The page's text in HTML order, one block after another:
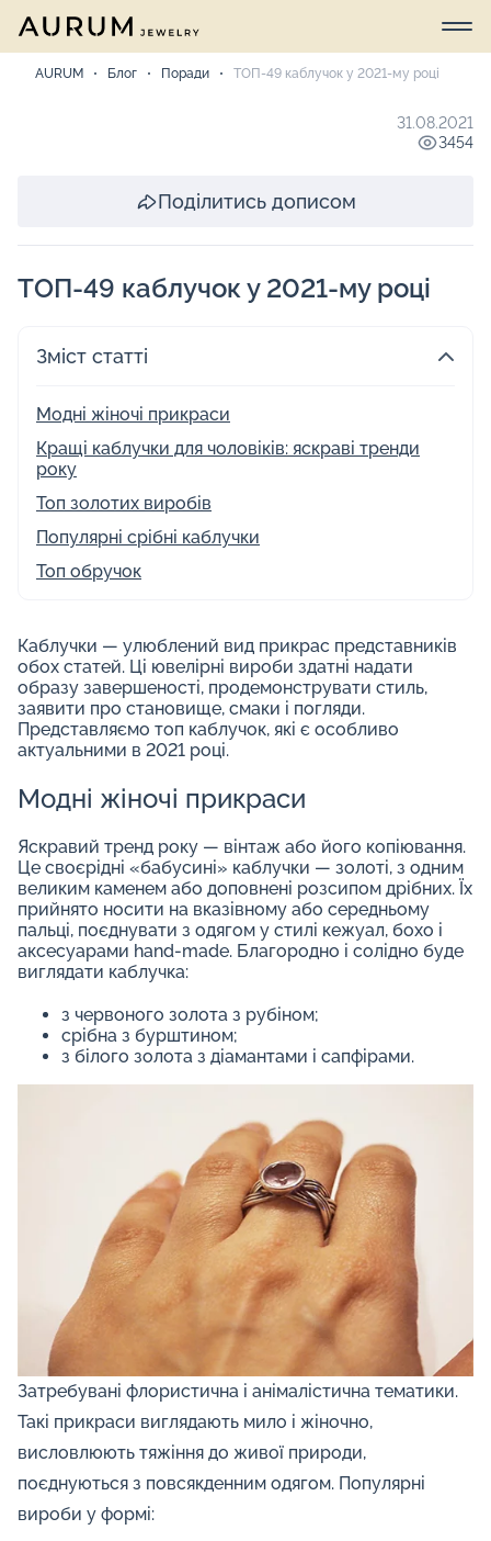
AURUM Блог Поради ТОП-49 каблучок у 2021-му році
ТОП-49 каблучок у 2021-му році
Зміст статті
Модні жіночі прикраси
Кращі каблучки для чоловіків: яскраві тренди
року
Топ золотих виробів
Популярні срібні каблучки
Топ обручок
Каблучки — улюблений вид прикрас представників
обох статей. Ці ювелірні вироби здатні надати
образу завершеності, продемонструвати стиль,
заявити про становище, смаки і погляди.
Представляємо топ каблучок, які є особливо
актуальними в 2021 році.
Модні жіночі прикраси
Яскравий тренд року — вінтаж або його копіювання.
Це своєрідні «бабусині» каблучки — золоті, з одним
великим каменем або доповнені розсипом дрібних. Їх
прийнято носити на вказівному або середньому
пальці, поєднувати з одягом у стилі кежуал, бохо і
аксесуарами hand-made. Благородно і солідно буде
виглядати каблучка:
з червоного золота з рубіном;
срібна з бурштином;
з білого золота з діамантами і сапфірами.
Затребувані флористична і анімалістична тематики.
Такі прикраси виглядають мило і жіночно,
висловлюють тяжіння до живої природи,
поєднуються з повсякденним одягом. Популярні
вироби у формі:
31.08.2021
3454
Поділитись дописом